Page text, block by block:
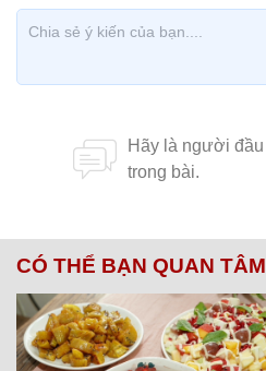
CÓ THỂ BẠN QUAN TÂM